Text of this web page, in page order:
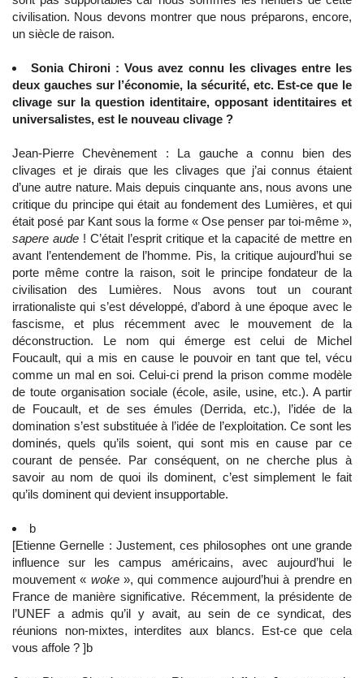
civilisation. Nous devons montrer que nous préparons, encore,
un siècle de raison.
Sonia Chironi : Vous avez connu les clivages entre les
deux gauches sur l’économie, la sécurité, etc. Est-ce que le
clivage sur la question identitaire, opposant identitaires et
universalistes, est le nouveau clivage ?
Jean-Pierre Chevènement : La gauche a connu bien des
clivages et je dirais que les clivages que j’ai connus étaient
d’une autre nature. Mais depuis cinquante ans, nous avons une
critique du principe qui était au fondement des Lumières, et qui
était posé par Kant sous la forme « Ose penser par toi-même »,
sapere aude ! C’était l’esprit critique et la capacité de mettre en
avant l’entendement de l’homme. Pis, la critique aujourd’hui se
porte même contre la raison, soit le principe fondateur de la
civilisation des Lumières. Nous avons tout un courant
irrationaliste qui s’est développé, d’abord à une époque avec le
fascisme, et plus récemment avec le mouvement de la
déconstruction. Le nom qui émerge est celui de Michel
Foucault, qui a mis en cause le pouvoir en tant que tel, vécu
comme un mal en soi. Celui-ci prend la prison comme modèle
de toute organisation sociale (école, asile, usine, etc.). A partir
de Foucault, et de ses émules (Derrida, etc.), l’idée de la
domination s’est substituée à l’idée de l’exploitation. Ce sont les
dominés, quels qu’ils soient, qui sont mis en cause par ce
courant de pensée. Par conséquent, on ne cherche plus à
savoir au nom de quoi ils dominent, c’est simplement le fait
qu’ils dominent qui devient insupportable.
b
[Etienne Gernelle : Justement, ces philosophes ont une grande
influence sur les campus américains, avec aujourd’hui le
mouvement « woke», qui commence aujourd’hui à prendre en
France de manière significative. Récemment, la présidente de
l’UNEF a admis qu’il y avait, au sein de ce syndicat, des
réunions non-mixtes, interdites aux blancs. Est-ce que cela
vous affole ? ]b